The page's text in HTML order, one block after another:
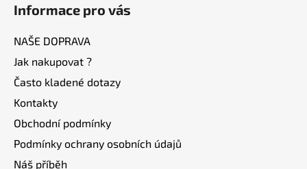
Informace pro vás
NAŠE DOPRAVA
Jak nakupovat ?
Často kladené dotazy
Kontakty
Obchodní podmínky
Podmínky ochrany osobních údajů
Náš příběh